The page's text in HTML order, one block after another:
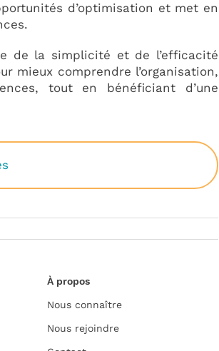
d’optimisation et met en
de la simplicité et de l’efficacité
mieux comprendre l’organisation,
tout en bénéficiant d’une
À propos
Nous connaître
Nous rejoindre